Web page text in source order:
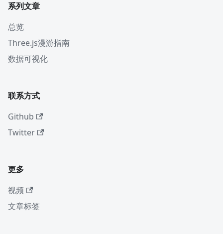
系列文章
总览
Three.js漫游指南
数据可视化
联系方式
Github
Twitter
更多
视频
文章标签